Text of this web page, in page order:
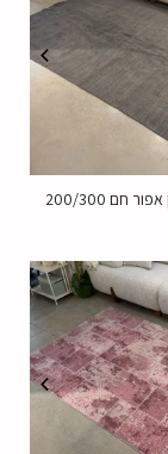
שטיח קלאסי בגוון אפור חם 200/300